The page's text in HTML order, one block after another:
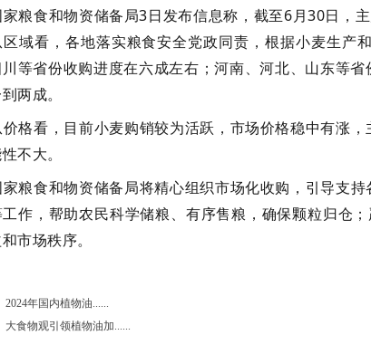
家粮食和物资储备局3日发布信息称，截至6月30日，
域看，各地落实粮食安全党政同责，根据小麦生产
等省份收购进度在六成左右；河南、河北、山东等
两成。
价格看，目前小麦购销较为活跃，市场价格稳中有涨
不大。
家粮食和物资储备局将精心组织市场化收购，引导支
作，帮助农民科学储粮、有序售粮，确保颗粒归仓
市场秩序。
2024年国内植物油......
大食物观引领植物油加......